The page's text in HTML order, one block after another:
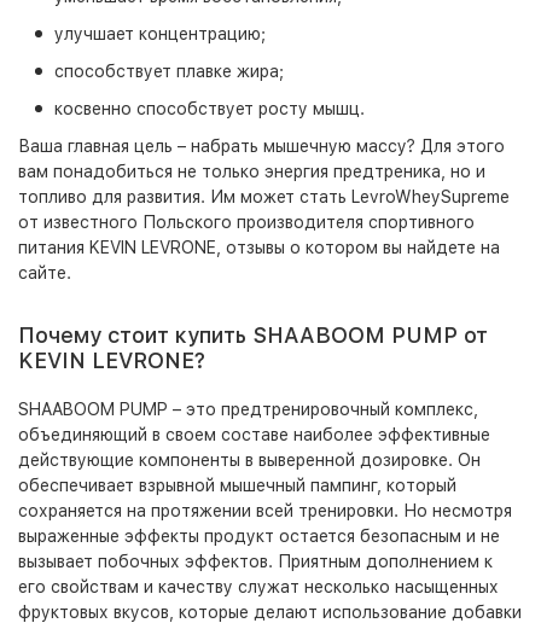
улучшает концентрацию;
способствует плавке жира;
косвенно способствует росту мышц.
Ваша главная цель – набрать мышечную массу? Для этого
вам понадобиться не только энергия предтреника, но и
топливо для развития. Им может стать LevroWheySupreme
от известного Польского производителя спортивного
питания KEVIN LEVRONE, отзывы о котором вы найдете на
сайте.
Почему стоит купить SHAABOOM PUMP от
KEVIN LEVRONE?
SHAABOOM PUMP – это предтренировочный комплекс,
объединяющий в своем составе наиболее эффективные
действующие компоненты в выверенной дозировке. Он
обеспечивает взрывной мышечный пампинг, который
сохраняется на протяжении всей тренировки. Но несмотря
выраженные эффекты продукт остается безопасным и не
вызывает побочных эффектов. Приятным дополнением к
его свойствам и качеству служат несколько насыщенных
фруктовых вкусов, которые делают использование добавки